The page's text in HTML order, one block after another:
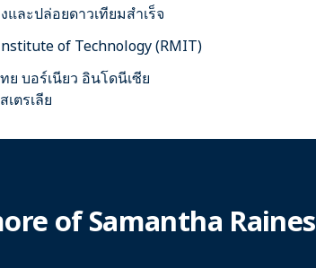
ละปล่อยดาวเทียมสำเร็จ
of Technology (RMIT)
บอร์เนียว อินโดนีเซีย
ตรเลีย
of Samantha Raines